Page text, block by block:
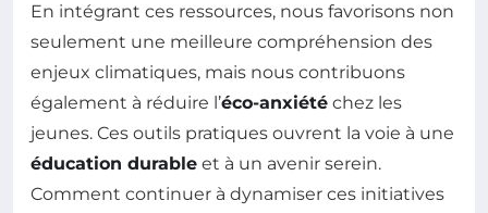
En intégrant ces ressources, nous favorisons non
seulement une meilleure compréhension des
enjeux climatiques, mais nous contribuons
également à réduire l’éco-anxiété chez les
jeunes. Ces outils pratiques ouvrent la voie à une
éducation durable et à un avenir serein.
Comment continuer à dynamiser ces initiatives